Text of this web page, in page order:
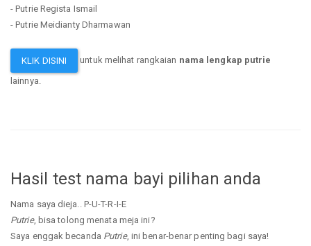
- Putrie Regista Ismail
- Putrie Meidianty Dharmawan
KLIK DISINI untuk melihat rangkaian nama lengkap putrie
lainnya.
Hasil test nama bayi pilihan anda
Nama saya dieja.. P-U-T-R-I-E
Putrie, bisa tolong menata meja ini?
Saya enggak becanda Putrie, ini benar-benar penting bagi saya!